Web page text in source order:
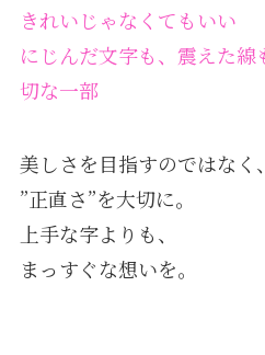
きれいじゃなくてもいい
にじんだ文字も、震えた
切な一部
⁡美しさを目指すのではなく、
”正直さ”を大切に。
上手な字よりも、
まっすぐな想いを。